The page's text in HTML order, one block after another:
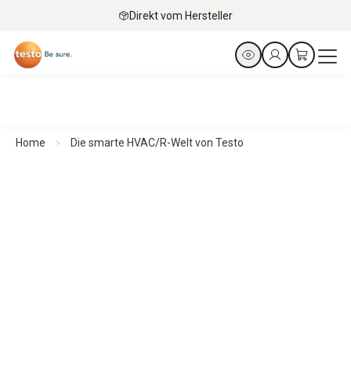
Direkt vom Hersteller
Home Die smarte HVAC/R-Welt von Testo